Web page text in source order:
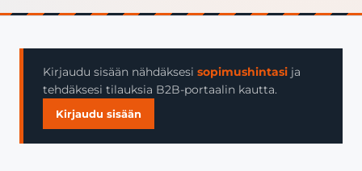
Yritys
Yhteystiedot
Kirjaudu sisään nähdäksesi sopimushintasi ja
tehdäksesi tilauksia B2B-portaalin kautta.
Kirjaudu sisään